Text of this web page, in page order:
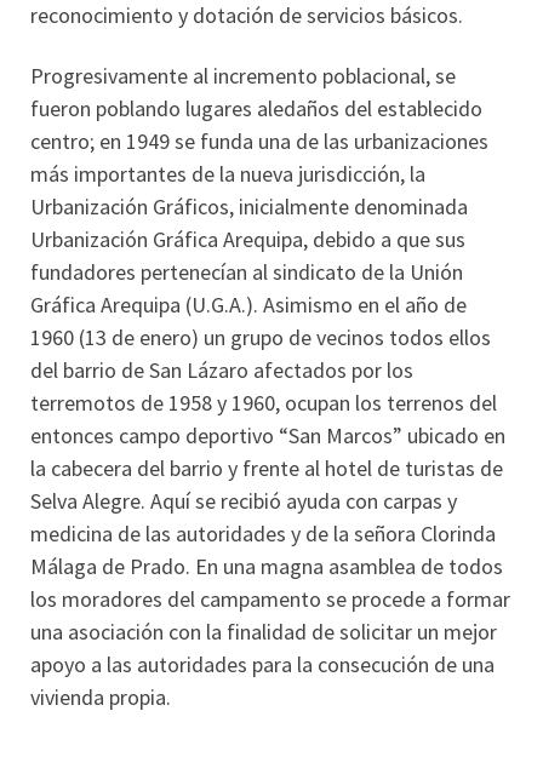
reconocimiento y dotación de servicios básicos.
Progresivamente al incremento poblacional, se
fueron poblando lugares aledaños del establecido
centro; en 1949 se funda una de las urbanizaciones
más importantes de la nueva jurisdicción, la
Urbanización Gráficos, inicialmente denominada
Urbanización Gráfica Arequipa, debido a que sus
fundadores pertenecían al sindicato de la Unión
Gráfica Arequipa (U.G.A.). Asimismo en el año de
1960 (13 de enero) un grupo de vecinos todos ellos
del barrio de San Lázaro afectados por los
terremotos de 1958 y 1960, ocupan los terrenos del
entonces campo deportivo “San Marcos” ubicado en
la cabecera del barrio y frente al hotel de turistas de
Selva Alegre. Aquí se recibió ayuda con carpas y
medicina de las autoridades y de la señora Clorinda
Málaga de Prado. En una magna asamblea de todos
los moradores del campamento se procede a formar
una asociación con la finalidad de solicitar un mejor
apoyo a las autoridades para la consecución de una
vivienda propia.